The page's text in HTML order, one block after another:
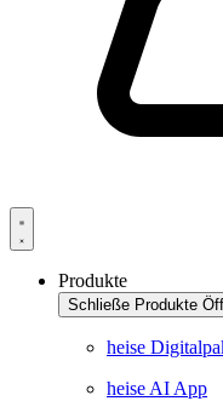
Produkte
Schließe Produkte
heise
heise AI App